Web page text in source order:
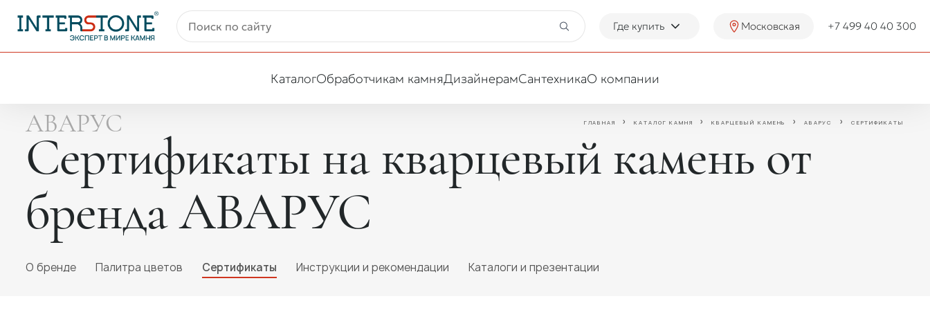
Где купить Московская +7 499 40 40 300
КаталогОбработчикам камняДизайнерамСантехникаО компании
ГЛАВНАЯ КАТАЛОГ КАМНЯ КВАРЦЕВЫЙ КАМЕНЬ АВАРУС СЕРТИФИКАТЫ
АВАРУС
Сертификаты на кварцевый камень от
бренда АВАРУС
O бренде Палитра цветов Сертификаты Инструкции и рекомендации Каталоги и презентации